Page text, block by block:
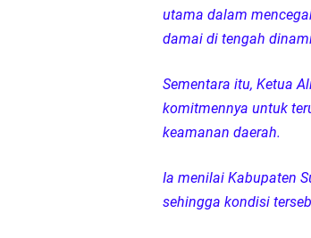
utama dalam
damai di tengah
Sementara itu, Ketua
komitmennya untuk
keamanan daerah.
Ia menilai Kabupaten
sehingga kondisi